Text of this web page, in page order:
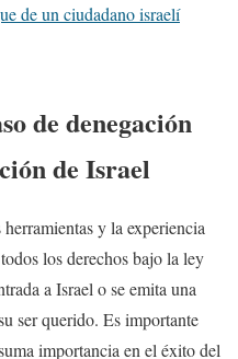
de un ciudadano israelí
de denegación
de Israel
y la experiencia
los derechos bajo la ley
a Israel o se emita una
ser querido. Es importante
importancia en el éxito del